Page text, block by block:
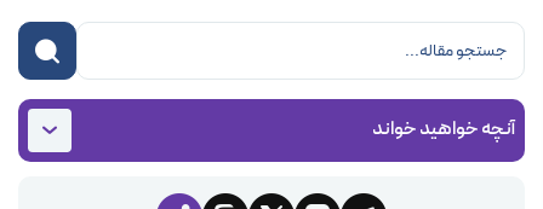
آنچه خواهید خواند